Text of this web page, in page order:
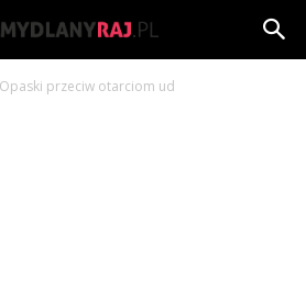
Opaski przeciw otarciom ud